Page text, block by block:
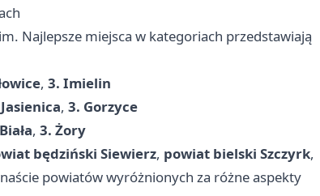
Najlepsze miejsca w kategoriach przedstawiają
, 3. Imielin
, 3. Gorzyce
, 3. Żory
będziński Siewierz, powiat bielski Szczyrk,
powiatów wyróżnionych za różne aspekty